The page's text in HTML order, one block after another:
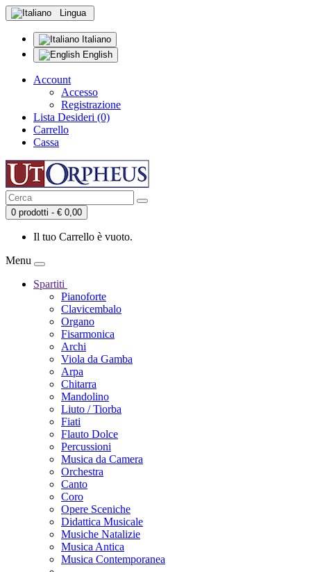
Lingua
Italiano
English
Account
Accesso
Registrazione
Lista Desideri (0)
Carrello
Cassa
0 prodotti - € 0,00
Il tuo Carrello è vuoto.
Menu
Spartiti
Pianoforte
Clavicembalo
Organo
Fisarmonica
Archi
Viola da Gamba
Arpa
Chitarra
Mandolino
Liuto / Tiorba
Fiati
Flauto Dolce
Percussioni
Musica da Camera
Orchestra
Canto
Coro
Opere Sceniche
Didattica Musicale
Musiche Natalizie
Musica Antica
Musica Contemporanea